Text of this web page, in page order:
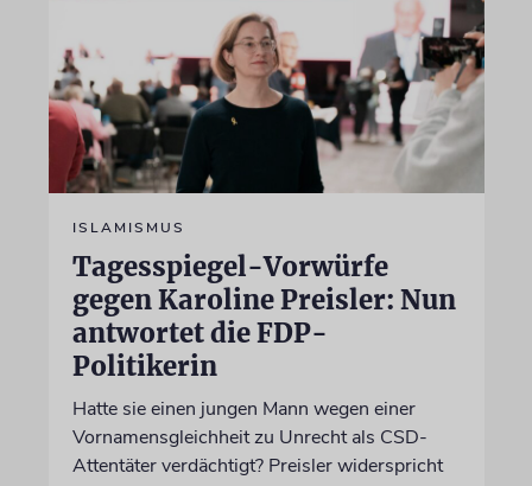
ISLAMISMUS
Tagesspiegel-Vorwürfe
gegen Karoline Preisler: Nun
antwortet die FDP-
Politikerin
Hatte sie einen jungen Mann wegen einer
Vornamensgleichheit zu Unrecht als CSD-
Attentäter verdächtigt? Preisler widerspricht